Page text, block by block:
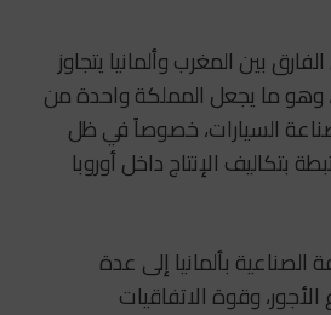
بين المغرب وألمانيا يتجاوز
وهو ما يجعل المملكة واحدة من
السيارات، خصوصاً في ظل
بتكاليف الإنتاج داخل أوروبا
الصناعية بألمانيا إلى عدة
وقوة الاتفاقيات